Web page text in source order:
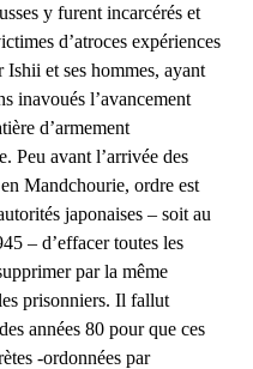
y furent incarcérés et
d’atroces expériences
Ishii et ses hommes, ayant
inavoués l’avancement
d’armement
Peu avant l’arrivée des
Mandchourie, ordre est
japonaises – soit au
– d’effacer toutes les
par la même
prisonniers. Il fallut
années 80 pour que ces
-ordonnées par